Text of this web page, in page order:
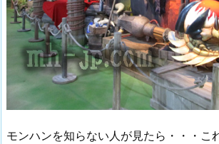
モンハンを知らない人が見たら・・・こ